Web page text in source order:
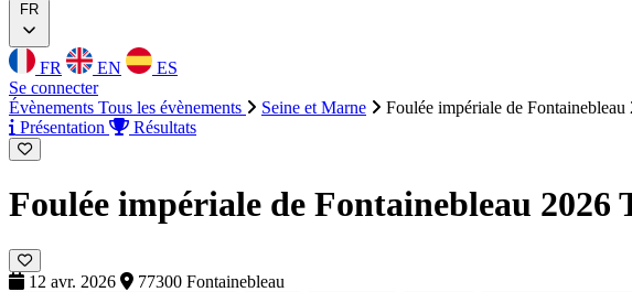
FR
FR EN
ES
Se connecter
Évènements Tous les évènements Seine et Marne
Foulée impériale de Fontainebleau
Présentation
Résultats
Foulée impériale de Fontainebleau 2026
12 avr. 2026 77300 Fontainebleau